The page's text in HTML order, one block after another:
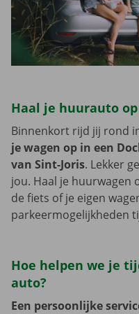
Haal je huurauto
Binnenkort rijd jij rond
je wagen op in een
van Sint-Joris. Lekker
jou. Haal je huurwagen
de fiets of je eigen
parkeermogelijkheden
Hoe helpen we je
auto?
Een persoonlijke